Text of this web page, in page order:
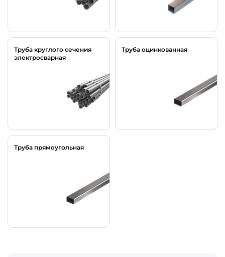
Труба круглого сечения
электросварная
Труба оцинкованная
Труба прямоугольная